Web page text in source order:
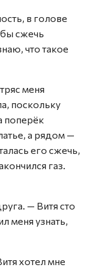
в голове
сжечь
что такое
меня
поскольку
поперёк
а рядом —
его сжечь,
газ.
— Витя сто
меня узнать,
хотел мне